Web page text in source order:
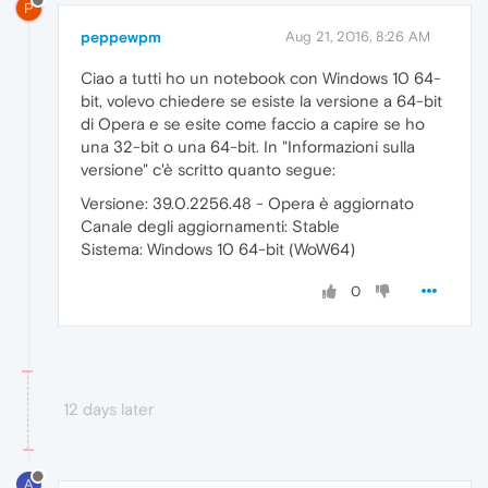
P
peppewpm Aug 21, 2016, 8:26 AM
Ciao a tutti ho un notebook con Windows 10 64-
bit, volevo chiedere se esiste la versione a 64-bit
di Opera e se esite come faccio a capire se ho
una 32-bit o una 64-bit. In "Informazioni sulla
versione" c'è scritto quanto segue:
Versione: 39.0.2256.48 - Opera è aggiornato
Canale degli aggiornamenti: Stable
Sistema: Windows 10 64-bit (WoW64)
0
12 days later
A